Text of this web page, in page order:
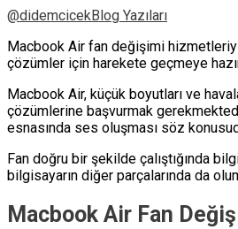
@didemcicekBlog Yazıları
Macbook Air fan değişimi
çözümler için harekete geçmeye
Macbook Air, küçük boyutları ve
çözümlerine başvurmak
esnasında ses oluşması söz
Fan doğru bir şekilde çalıştığında
bilgisayarın diğer parçalarında da
Macbook Air Fan